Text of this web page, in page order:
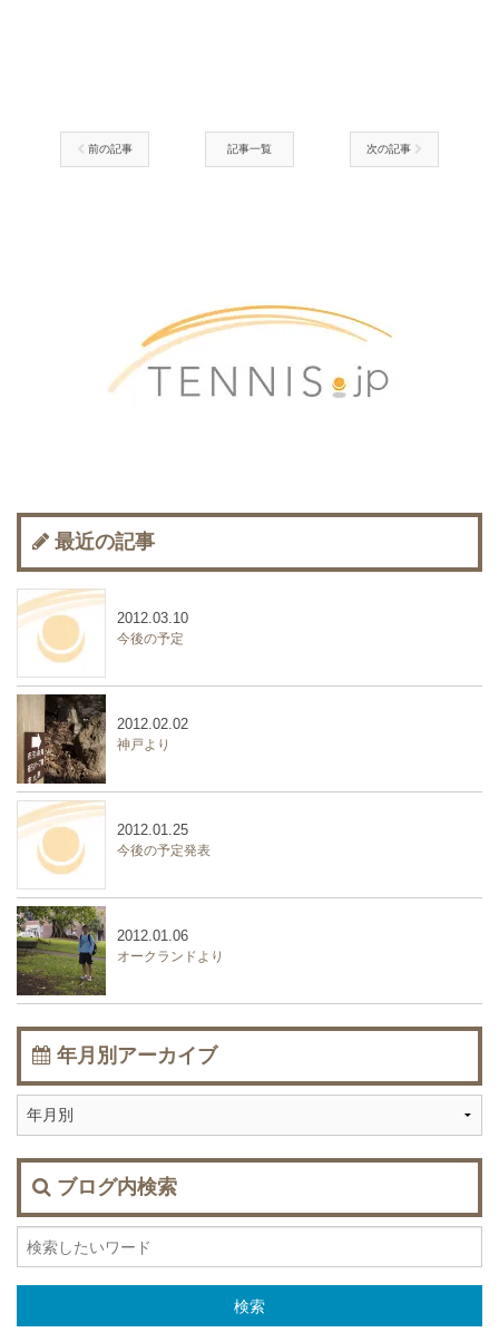
前の記事 記事一覧 次の記事
最近の記事
今後の予定
2012.03.10
神戸より
2012.02.02
今後の予定発表
2012.01.25
オークランドより
2012.01.06
年月別アーカイブ
ブログ内検索